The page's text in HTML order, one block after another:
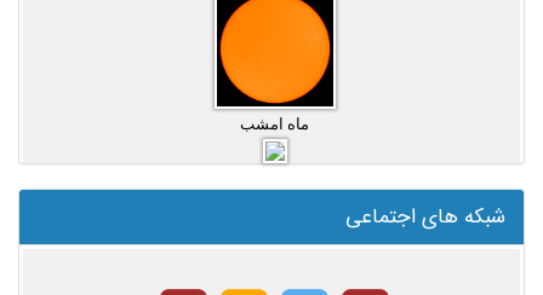
ماه امشب
شبکه های اجتماعی